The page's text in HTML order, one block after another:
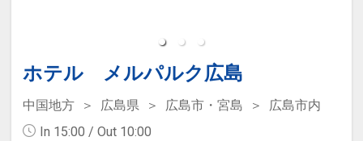
ホテル メルパルク広島
中国地方 広島県 広島市・宮島
広島市内
In 15:00 / Out 10:00